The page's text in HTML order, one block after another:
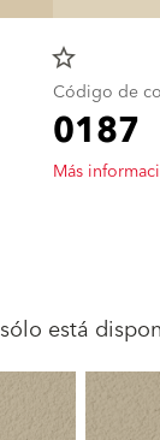
star_border
Código de
0187
Más
está